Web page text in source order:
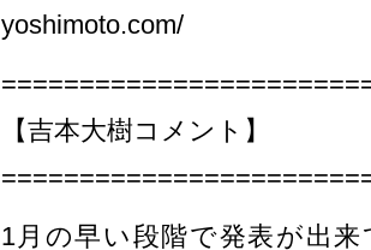
yoshimoto.com/
【吉本大樹コメント】
1月の早い段階で発表が出